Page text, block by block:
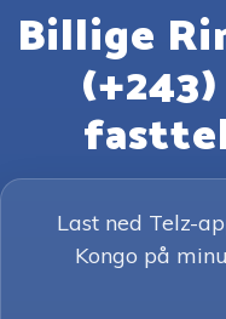
Billige
Last ned Telz-
Kongo på